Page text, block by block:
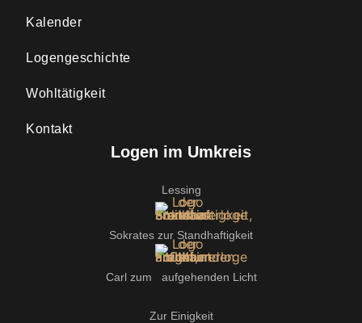
Kalender
Logengeschichte
Wohltätigkeit
Kontakt
Logen im Umkreis
Lessing
Sokrates zur Standhaftigkeit
Carl zum aufgehenden Licht
Zur Einigkeit